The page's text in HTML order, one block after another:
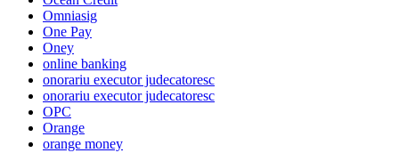
Omniasig
One Pay
Oney
online banking
onorariu executor judecatoresc
onorariu executor judecatoresc
OPC
Orange
orange money